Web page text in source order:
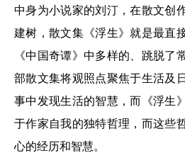
中身为小说家的刘汀，在散文创
建树，散文集《浮生》就是最直
《中国奇谭》中多样的、跳脱了
部散文集将观照点聚焦于生活及
事中发现生活的智慧，而《浮生
于作家自我的独特哲理，而这些
心的经历和智慧。